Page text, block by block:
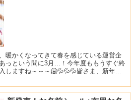
暖かくなってきて春を感じている運営企
っという間に3月…！今年度ももうすぐ終
ますね～～～🥶💦💦💦皆さま、新年度